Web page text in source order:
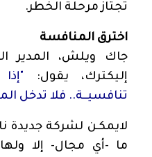
تجتاز مرحلة الخطر.
اخترق المنافسة
جاك ويلش، المدير
إليكترك، يقول:
تنافسيــة.. فلا تدخل
لايمكـن لشركة جديدة
ما -أي مجال- إلا